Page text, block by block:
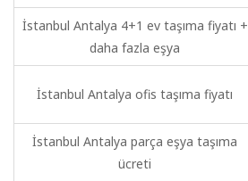
İstanbul Antalya 4+1 ev taşıma fiyatı +
daha fazla eşya
İstanbul Antalya ofis taşıma fiyatı
İstanbul Antalya parça eşya taşıma
ücreti